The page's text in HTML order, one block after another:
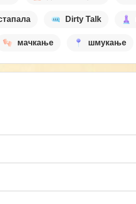
Dirty Talk
мачкање шмукање